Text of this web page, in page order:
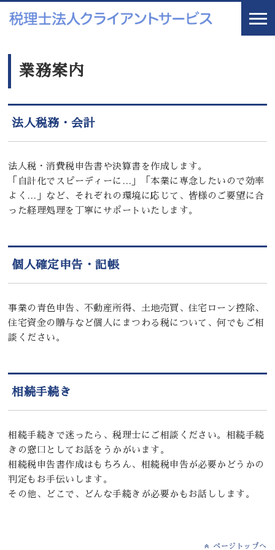
業務案内
法人税務・会計
法人税・消費税申告書や決算書を作成します。
「自計化でスピーディーに…」「本業に専念したいので効率
よく…」など、それぞれの環境に応じて、皆様のご要望に合
った経理処理を丁寧にサポートいたします。
個人確定申告・記帳
事業の青色申告、不動産所得、土地売買、住宅ローン控除、
住宅資金の贈与など個人にまつわる税について、何でもご相
談ください。
相続手続き
相続手続きで迷ったら、税理士にご相談ください。相続手続
きの窓口としてお話をうかがいます。
相続税申告書作成はもちろん、相続税申告が必要かどうかの
判定もお手伝いします。
その他、どこで、どんな手続きが必要かもお話しします。
ページトップへ